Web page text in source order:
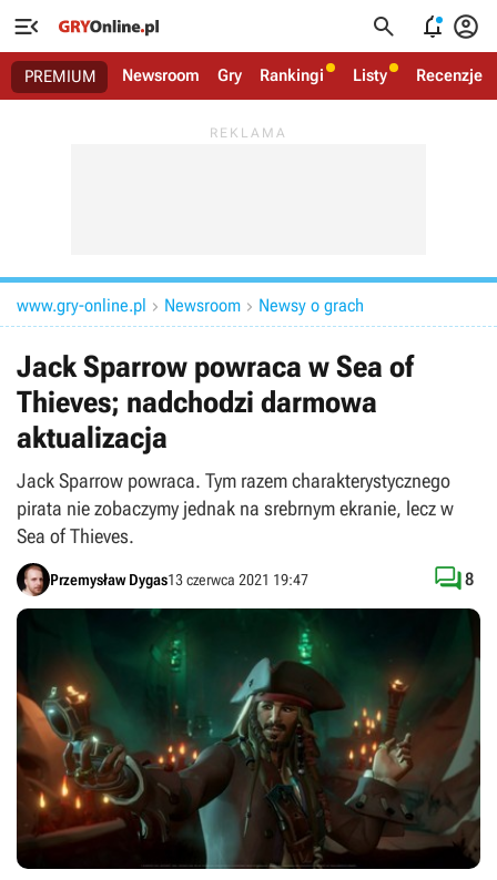
   
PREMIUM Newsroom Gry Rankingi Listy Recenzje
www.gry-online.pl  Newsroom  Newsy o grach
Jack Sparrow powraca w Sea of
Thieves; nadchodzi darmowa
aktualizacja
Jack Sparrow powraca. Tym razem charakterystycznego
pirata nie zobaczymy jednak na srebrnym ekranie, lecz w
Sea of Thieves.
Przemysław Dygas13 czerwca 2021 19:47 8